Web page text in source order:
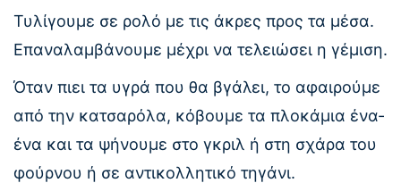
Τυλίγουμε σε ρολό με τις άκρες προς τα μέσα.
Επαναλαμβάνουμε μέχρι να τελειώσει η γέμιση.
Όταν πιει τα υγρά που θα βγάλει, το αφαιρούμε
από την κατσαρόλα, κόβουμε τα πλοκάμια ένα-
ένα και τα ψήνουμε στο γκριλ ή στη σχάρα του
φούρνου ή σε αντικολλητικό τηγάνι.